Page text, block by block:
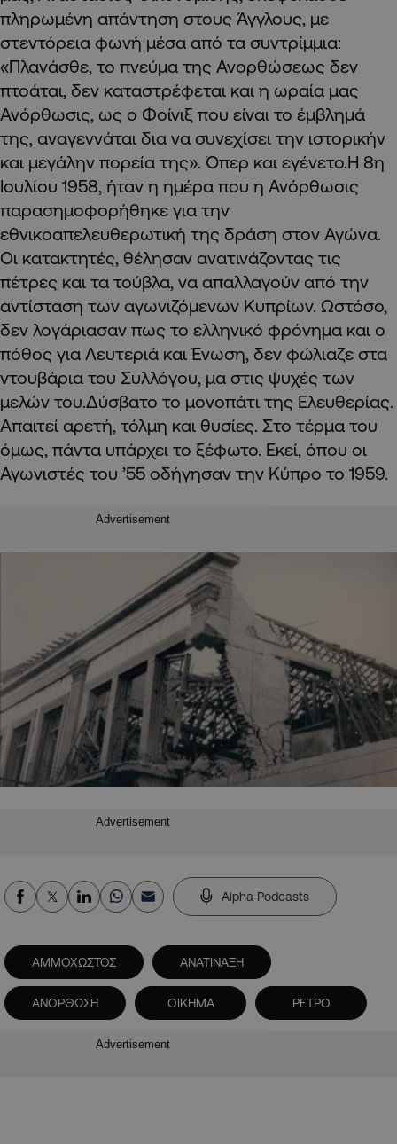
πληρωμένη απάντηση στους Άγγλους, με
στεντόρεια φωνή μέσα από τα συντρίμμια:
«Πλανάσθε, το πνεύμα της Ανορθώσεως δεν
πτοάται, δεν καταστρέφεται και η ωραία μας
Ανόρθωσις, ως ο Φοίνιξ που είναι το έμβλημά
της, αναγεννάται δια να συνεχίσει την ιστορικήν
και μεγάλην πορεία της». Όπερ και εγένετο.Η 8η
Ιουλίου 1958, ήταν η ημέρα που η Ανόρθωσις
παρασημοφορήθηκε για την
εθνικοαπελευθερωτική της δράση στον Αγώνα.
Οι κατακτητές, θέλησαν ανατινάζοντας τις
πέτρες και τα τούβλα, να απαλλαγούν από την
αντίσταση των αγωνιζόμενων Κυπρίων. Ωστόσο,
δεν λογάριασαν πως το ελληνικό φρόνημα και ο
πόθος για Λευτεριά και Ένωση, δεν φώλιαζε στα
ντουβάρια του Συλλόγου, μα στις ψυχές των
μελών του.Δύσβατο το μονοπάτι της Ελευθερίας.
Απαιτεί αρετή, τόλμη και θυσίες. Στο τέρμα του
όμως, πάντα υπάρχει το ξέφωτο. Εκεί, όπου οι
Αγωνιστές του ’55 οδήγησαν την Κύπρο το 1959.
Advertisement
Advertisement
Alpha Podcasts
ΑΜΜΟΧΩΣΤΟΣ ΑΝΑΤΙΝΑΞΗ
ΑΝΟΡΘΩΣΗ ΟΙΚΗΜΑ ΡΕΤΡΟ
Advertisement